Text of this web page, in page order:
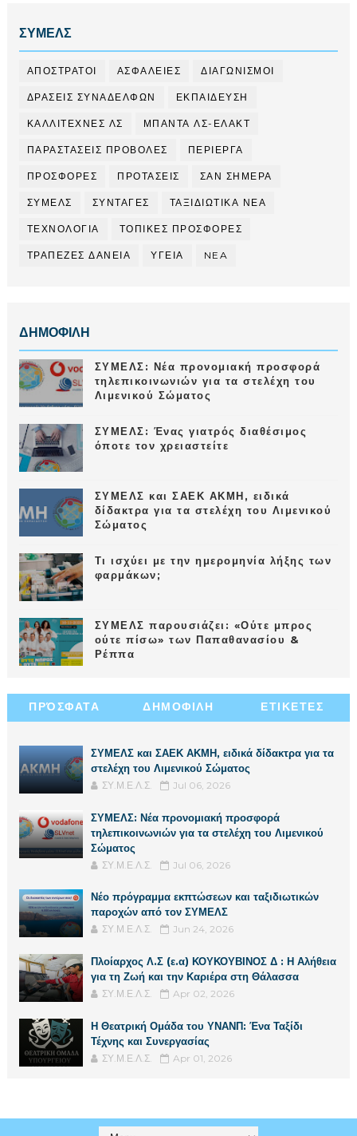
ΣΥΜΕΛΣ
ΑΠΟΣΤΡΑΤΟΙ ΑΣΦΑΛΕΙΕΣ ΔΙΑΓΩΝΙΣΜΟΙ
ΔΡΑΣΕΙΣ ΣΥΝΑΔΕΛΦΩΝ ΕΚΠΑΙΔΕΥΣΗ
ΚΑΛΛΙΤΕΧΝΕΣ ΛΣ ΜΠΑΝΤΑ ΛΣ-ΕΛΑΚΤ
ΠΑΡΑΣΤΑΣΕΙΣ ΠΡΟΒΟΛΕΣ ΠΕΡΙΕΡΓΑ
ΠΡΟΣΦΟΡΕΣ ΠΡΟΤΑΣΕΙΣ ΣΑΝ ΣΗΜΕΡΑ
ΣΥΜΕΛΣ ΣΥΝΤΑΓΕΣ ΤΑΞΙΔΙΩΤΙΚΑ ΝΕΑ
ΤΕΧΝΟΛΟΓΙΑ ΤΟΠΙΚΕΣ ΠΡΟΣΦΟΡΕΣ
ΤΡΑΠΕΖΕΣ ΔΑΝΕΙΑ ΥΓΕΙΑ NEA
ΔΗΜΟΦΙΛΗ
ΣΥΜΕΛΣ: Νέα προνομιακή προσφορά
τηλεπικοινωνιών για τα στελέχη του
Λιμενικού Σώματος
ΣΥΜΕΛΣ: Ένας γιατρός διαθέσιμος
όποτε τον χρειαστείτε
ΣΥΜΕΛΣ και ΣΑΕΚ ΑΚΜΗ, ειδικά
δίδακτρα για τα στελέχη του Λιμενικού
Σώματος
Τι ισχύει με την ημερομηνία λήξης των
φαρμάκων;
ΣΥΜΕΛΣ παρουσιάζει: «Ούτε μπρος
ούτε πίσω» των Παπαθανασίου &
Ρέππα
ΠΡΌΣΦΑΤΑ ΔΗΜΟΦΙΛΗ ΕΤΙΚΕΤΕΣ
ΣΥΜΕΛΣ και ΣΑΕΚ ΑΚΜΗ, ειδικά δίδακτρα για τα
στελέχη του Λιμενικού Σώματος
ΣΥ.Μ.Ε.Λ.Σ. Jul 06, 2026
ΣΥΜΕΛΣ: Νέα προνομιακή προσφορά
τηλεπικοινωνιών για τα στελέχη του Λιμενικού
Σώματος
ΣΥ.Μ.Ε.Λ.Σ. Jul 06, 2026
Νέο πρόγραμμα εκπτώσεων και ταξιδιωτικών
παροχών από τον ΣΥΜΕΛΣ
ΣΥ.Μ.Ε.Λ.Σ. Jun 24, 2026
Πλοίαρχος Λ.Σ (ε.α) ΚΟΥΚΟΥΒΙΝΟΣ Δ : Η Αλήθεια
για τη Ζωή και την Καριέρα στη Θάλασσα
ΣΥ.Μ.Ε.Λ.Σ. Apr 02, 2026
Η Θεατρική Ομάδα του ΥΝΑΝΠ: Ένα Ταξίδι
Τέχνης και Συνεργασίας
ΣΥ.Μ.Ε.Λ.Σ. Apr 01, 2026